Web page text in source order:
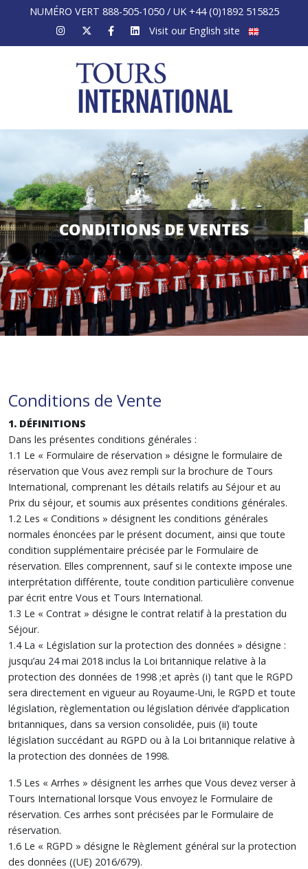
NUMÉRO VERT 888-505-1050 / UK +44 (0)1892 515825
Visit our English site
CONDITIONS DE VENTES
Conditions de Vente
1. DÉFINITIONS
Dans les présentes conditions générales :
1.1 Le « Formulaire de réservation » désigne le formulaire de
réservation que Vous avez rempli sur la brochure de Tours
International, comprenant les détails relatifs au Séjour et au
Prix du séjour, et soumis aux présentes conditions générales.
1.2 Les « Conditions » désignent les conditions générales
normales énoncées par le présent document, ainsi que toute
condition supplémentaire précisée par le Formulaire de
réservation. Elles comprennent, sauf si le contexte impose une
interprétation différente, toute condition particulière convenue
par écrit entre Vous et Tours International.
1.3 Le « Contrat » désigne le contrat relatif à la prestation du
Séjour.
1.4 La « Législation sur la protection des données » désigne :
jusqu’au 24 mai 2018 inclus la Loi britannique relative à la
protection des données de 1998 ;et après (i) tant que le RGPD
sera directement en vigueur au Royaume-Uni, le RGPD et toute
législation, règlementation ou législation dérivée d’application
britanniques, dans sa version consolidée, puis (ii) toute
législation succédant au RGPD ou à la Loi britannique relative à
la protection des données de 1998.
1.5 Les « Arrhes » désignent les arrhes que Vous devez verser à
Tours International lorsque Vous envoyez le Formulaire de
réservation. Ces arrhes sont précisées par le Formulaire de
réservation.
1.6 Le « RGPD » désigne le Règlement général sur la protection
des données ((UE) 2016/679).